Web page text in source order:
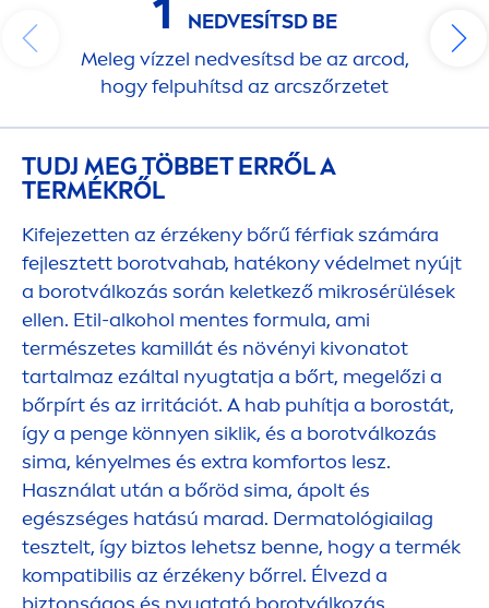
1
NEDVESÍTSD BE
Meleg vízzel nedvesítsd be az arcod,
hogy felpuhítsd az arcszőrzetet
TUDJ MEG TÖBBET ERRŐL A
TERMÉKRŐL
Kifejezetten az érzékeny bőrű férfiak számára
fejlesztett borotvahab, hatékony védelmet nyújt
a borotválkozás során keletkező mikrosérülések
ellen. Etil-alkohol mentes formula, ami
természetes kamillát és növényi kivonatot
tartalmaz ezáltal nyugtatja a bőrt, megelőzi a
bőrpírt és az irritációt. A hab puhítja a borostát,
így a penge könnyen siklik, és a borotválkozás
sima, kényelmes és extra komfortos lesz.
Használat után a bőröd sima, ápolt és
egészséges hatású marad. Dermatológiailag
tesztelt, így biztos lehetsz benne, hogy a termék
kompatibilis az érzékeny bőrrel. Élvezd a